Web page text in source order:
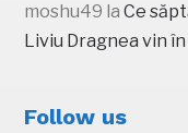
moshu49 laCe
Liviu Dragnea vin
Follow us